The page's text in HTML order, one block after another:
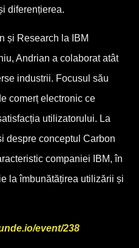
diferențierea.
și Research la IBM
Andrian a colaborat atât
industrii. Focusul său
comerț electronic ce
utilizatorului. La
despre conceptul Carbon
companiei IBM, în
la îmbunătățirea utilizării și
event/238